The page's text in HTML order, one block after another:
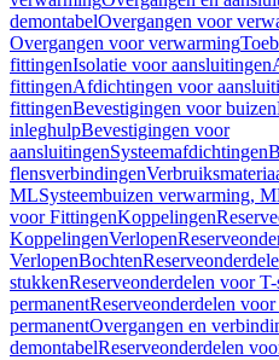
demontabelOvergangen voor
Overgangen voor verwarming
fittingenIsolatie voor aansluitingen
fittingenAfdichtingen voor
fittingenBevestigingen voor buizen
inleghulpBevestigingen voor
aansluitingenSysteemafdichtingen
flensverbindingen
MLSysteembuizen verwarming,
voor FittingenKoppelingen
KoppelingenVerlopen
VerlopenBochten
stukkenReserveonderdelen voor
permanentReserveonderdelen
permanentOvergangen en
demontabelReserveonderdelen